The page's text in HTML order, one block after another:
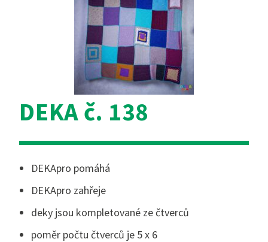
DEKA č. 138
DEKApro pomáhá
DEKApro zahřeje
deky jsou kompletované ze čtverců
poměr počtu čtverců je 5 x 6